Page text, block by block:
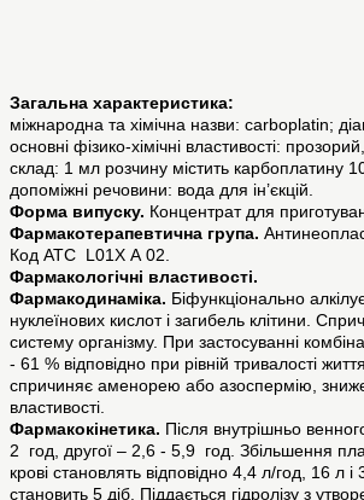
Загальна характеристика:
міжнародна та хімічна назви: carboplatin;
основні фізико-хімічні властивості:
склад: 1 мл розчину містить карбоплатину
допоміжні речовини: вода для ін’єкцій.
Форма випуску. Концентрат для
Фармакотерапевтична група.
Код АТС L01Х А 02.
Фармакологічні властивості.
Фармакодинаміка. Біфункціонально
нуклеїнових кислот і загибель клітини.
систему організму. При застосуванні
- 61 % відповідно при рівній тривалості
спричиняє аменорею або азоспермію,
властивості.
Фармакокінетика. Після внутрішньо
2 год, другої – 2,6 - 5,9 год. Збільшення
крові становлять відповідно 4,4 л/год, 16 л
становить 5 діб. Піддається гідролізу з